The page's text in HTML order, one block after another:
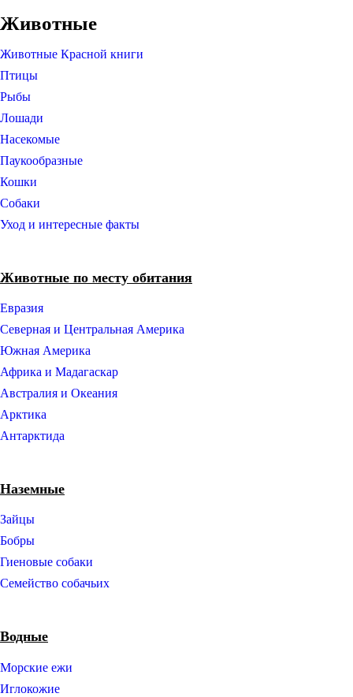
Животные
Животные Красной книги
Птицы
Рыбы
Лошади
Насекомые
Паукообразные
Кошки
Собаки
Уход и интересные факты
Животные по месту обитания
Евразия
Северная и Центральная Америка
Южная Америка
Африка и Мадагаскар
Австралия и Океания
Арктика
Антарктида
Наземные
Зайцы
Бобры
Гиеновые собаки
Семейство собачьих
Водные
Морские ежи
Иглокожие